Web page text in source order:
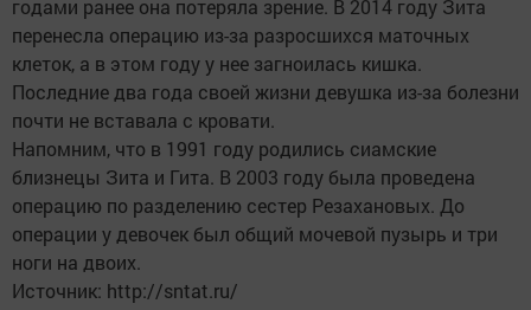
годами ранее она потеряла зрение. В 2014 году Зита
перенесла операцию из-за разросшихся маточных
клеток, а в этом году у нее загноилась кишка.
Последние два года своей жизни девушка из-за болезни
почти не вставала с кровати.
Напомним, что в 1991 году родились сиамские
близнецы Зита и Гита. В 2003 году была проведена
операцию по разделению сестер Резахановых. До
операции у девочек был общий мочевой пузырь и три
ноги на двоих.
Источник: http://sntat.ru/